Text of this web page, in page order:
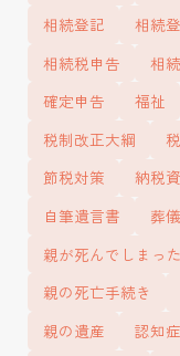
相続登記
相続
相続税申告
相
確定申告
福祉
税制改正大綱
節税対策
納税
自筆遺言書
葬
親が死んでしまっ
親の死亡手続き
親の遺産
認知症